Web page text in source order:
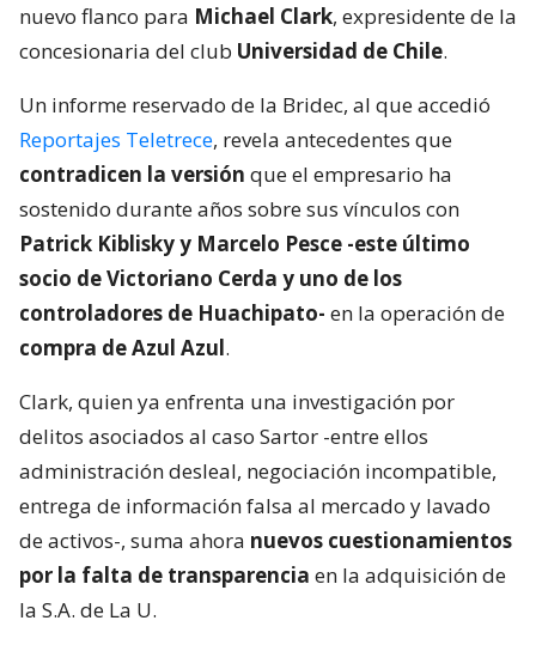
nuevo flanco para Michael Clark, expresidente de la
concesionaria del club Universidad de Chile.
Un informe reservado de la Bridec, al que accedió
Reportajes Teletrece, revela antecedentes que
contradicen la versión que el empresario ha
sostenido durante años sobre sus vínculos con
Patrick Kiblisky y Marcelo Pesce -este último
socio de Victoriano Cerda y uno de los
controladores de Huachipato- en la operación de
compra de Azul Azul.
Clark, quien ya enfrenta una investigación por
delitos asociados al caso Sartor -entre ellos
administración desleal, negociación incompatible,
entrega de información falsa al mercado y lavado
de activos-, suma ahora nuevos cuestionamientos
por la falta de transparencia en la adquisición de
la S.A. de La U.